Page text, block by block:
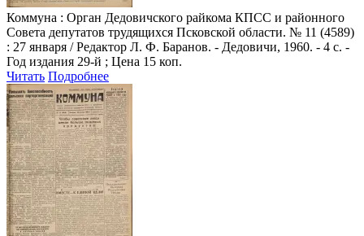
Коммуна : Орган Дедовичского райкома КПСС и районного
Совета депутатов трудящихся Псковской области. № 11 (4589)
: 27 января / Редактор Л. Ф. Баранов. - Дедовичи, 1960. - 4 с. -
Год издания 29-й ; Цена 15 коп.
Читать Подробнее